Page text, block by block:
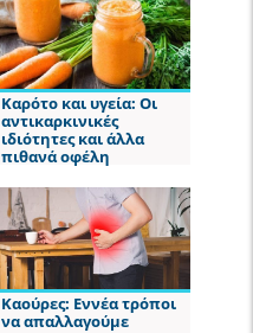
Καρότο και υγεία: Οι
αντικαρκινικές
ιδιότητες και άλλα
πιθανά οφέλη
Καούρες: Εννέα τρόποι
να απαλλαγούμε